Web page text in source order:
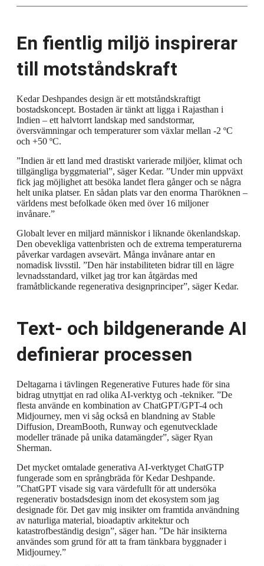
En fientlig miljö inspirerar
till motståndskraft
Kedar Deshpandes design är ett motståndskraftigt
bostadskoncept. Bostaden är tänkt att ligga i Rajasthan i
Indien – ett halvtorrt landskap med sandstormar,
översvämningar och temperaturer som växlar mellan -2 ºC
och +50 ºC.
”Indien är ett land med drastiskt varierade miljöer, klimat och
tillgängliga byggmaterial”, säger Kedar. ”Under min uppväxt
fick jag möjlighet att besöka landet flera gånger och se några
helt unika platser. En sådan plats var den enorma Tharöknen –
världens mest befolkade öken med över 16 miljoner
invånare.”
Globalt lever en miljard människor i liknande ökenlandskap.
Den obevekliga vattenbristen och de extrema temperaturerna
påverkar vardagen avsevärt. Många invånare antar en
nomadisk livsstil. ”Den här instabiliteten bidrar till en lägre
levnadsstandard, vilket jag tror kan åtgärdas med
framåtblickande regenerativa designprinciper”, säger Kedar.
Text- och bildgenerande AI
definierar processen
Deltagarna i tävlingen Regenerative Futures hade för sina
bidrag utnyttjat en rad olika AI-verktyg och -tekniker. ”De
flesta använde en kombination av ChatGPT/GPT-4 och
Midjourney, men vi såg också en blandning av Stable
Diffusion, DreamBooth, Runway och egenutvecklade
modeller tränade på unika datamängder”, säger Ryan
Sherman.
Det mycket omtalade generativa AI-verktyget ChatGTP
fungerade som en språngbräda för Kedar Deshpande.
”ChatGPT visade sig vara värdefullt för att undersöka
regenerativ bostadsdesign inom det ekosystem som jag
designade för. Det gav mig insikter om framtida användning
av naturliga material, bioadaptiv arkitektur och
katastrofbeständig design”, säger han. ”De här insikterna
användes som grund för att ta fram tänkbara byggnader i
Midjourney.”